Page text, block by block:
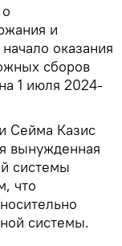
и
оказания
сборов
1 июля 2024-
Сейма Казис
вынужденная
системы
что
системы.